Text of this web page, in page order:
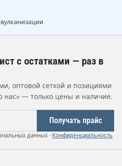
с остатками — раз в
оптовой сеткой и позициями
нас» — только цены и наличие.
Получать прайс
данных · Конфиденциальность